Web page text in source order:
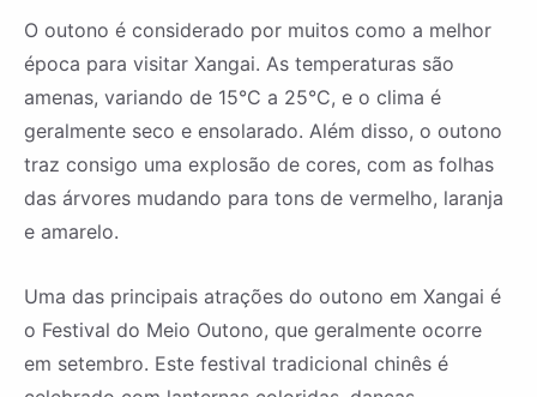
O outono é considerado por muitos como a melhor
época para visitar Xangai. As temperaturas são
amenas, variando de 15°C a 25°C, e o clima é
geralmente seco e ensolarado. Além disso, o outono
traz consigo uma explosão de cores, com as folhas
das árvores mudando para tons de vermelho, laranja
e amarelo.
Uma das principais atrações do outono em Xangai é
o Festival do Meio Outono, que geralmente ocorre
em setembro. Este festival tradicional chinês é